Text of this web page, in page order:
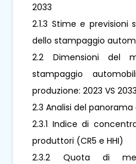
2033
2.1.3 Stime e previsioni
dello stampaggio
2.2 Dimensioni del
stampaggio
produzione: 2023 VS 2033
2.3 Analisi del
2.3.1 Indice di
produttori (CR5 e HHI)
2.3.2 Quota di